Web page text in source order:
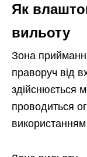
Як
вильоту
Зона
праворуч від
здійснюється
проводиться